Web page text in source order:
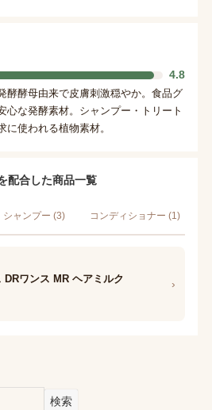
4.8
酵酵母由来で皮膚刺激穏やか。食品グ
心な発酵素材。シャンプー・トリート
に使われる植物素材。
配合した商品一覧
シャンプー (3) コンディショナー (1)
DRワンス MR ヘアミルク ›
検索